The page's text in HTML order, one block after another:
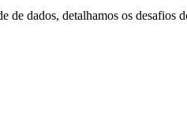
dados, detalhamos os desafios